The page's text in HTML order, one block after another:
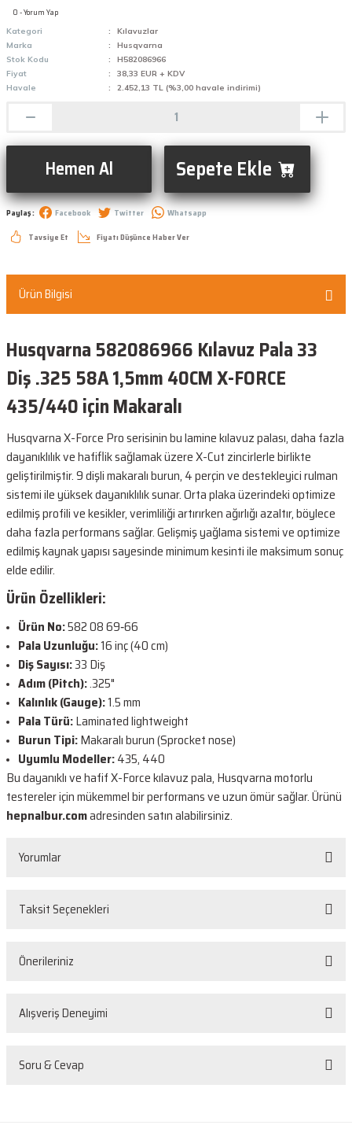
0 - Yorum Yap
Kategori
Kılavuzlar
Marka
Husqvarna
Stok Kodu
H582086966
Fiyat
38,33 EUR + KDV
Havale
2.452,13 TL (%3,00 havale indirimi)
Hemen Al Sepete Ekle
Paylaş : Facebook Twitter
Whatsapp
Tavsiye Et
Fiyatı Düşünce Haber Ver
Ürün Bilgisi
Husqvarna 582086966 Kılavuz Pala 33
Diş .325 58A 1,5mm 40CM X-FORCE
435/440 için Makaralı
Husqvarna X-Force Pro serisinin bu lamine kılavuz palası, daha fazla
dayanıklılık ve hafiflik sağlamak üzere X-Cut zincirlerle birlikte
geliştirilmiştir. 9 dişli makaralı burun, 4 perçin ve destekleyici rulman
sistemi ile yüksek dayanıklılık sunar. Orta plaka üzerindeki optimize
edilmiş profili ve kesikler, verimliliği artırırken ağırlığı azaltır, böylece
daha fazla performans sağlar. Gelişmiş yağlama sistemi ve optimize
edilmiş kaynak yapısı sayesinde minimum kesinti ile maksimum sonuç
elde edilir.
Ürün Özellikleri:
Ürün No:582 08 69‑66
Pala Uzunluğu:16 inç (40 cm)
Diş Sayısı:33 Diş
Adım (Pitch):.325"
Kalınlık (Gauge):1.5 mm
Pala Türü:Laminated lightweight
Burun Tipi:Makaralı burun (Sprocket nose)
Uyumlu Modeller:435, 440
Bu dayanıklı ve hafif X-Force kılavuz pala, Husqvarna motorlu
testereler için mükemmel bir performans ve uzun ömür sağlar. Ürünü
hepnalbur.comadresinden satın alabilirsiniz.
Yorumlar
Taksit Seçenekleri
Önerileriniz
Bu ürünün fiyat bilgisi, resim, ürün açıklamalarında ve diğer konularda
Alışveriş Deneyimi
Sorunsuz
Soru & Cevap